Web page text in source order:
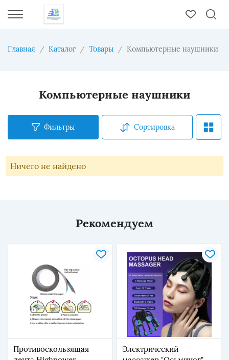
Главная Каталог Товары Компьютерные наушники
Компьютерные наушники
Фильтры Сортировка
Ничего не найдено
Рекомендуем
Противоскользящая
Электрический